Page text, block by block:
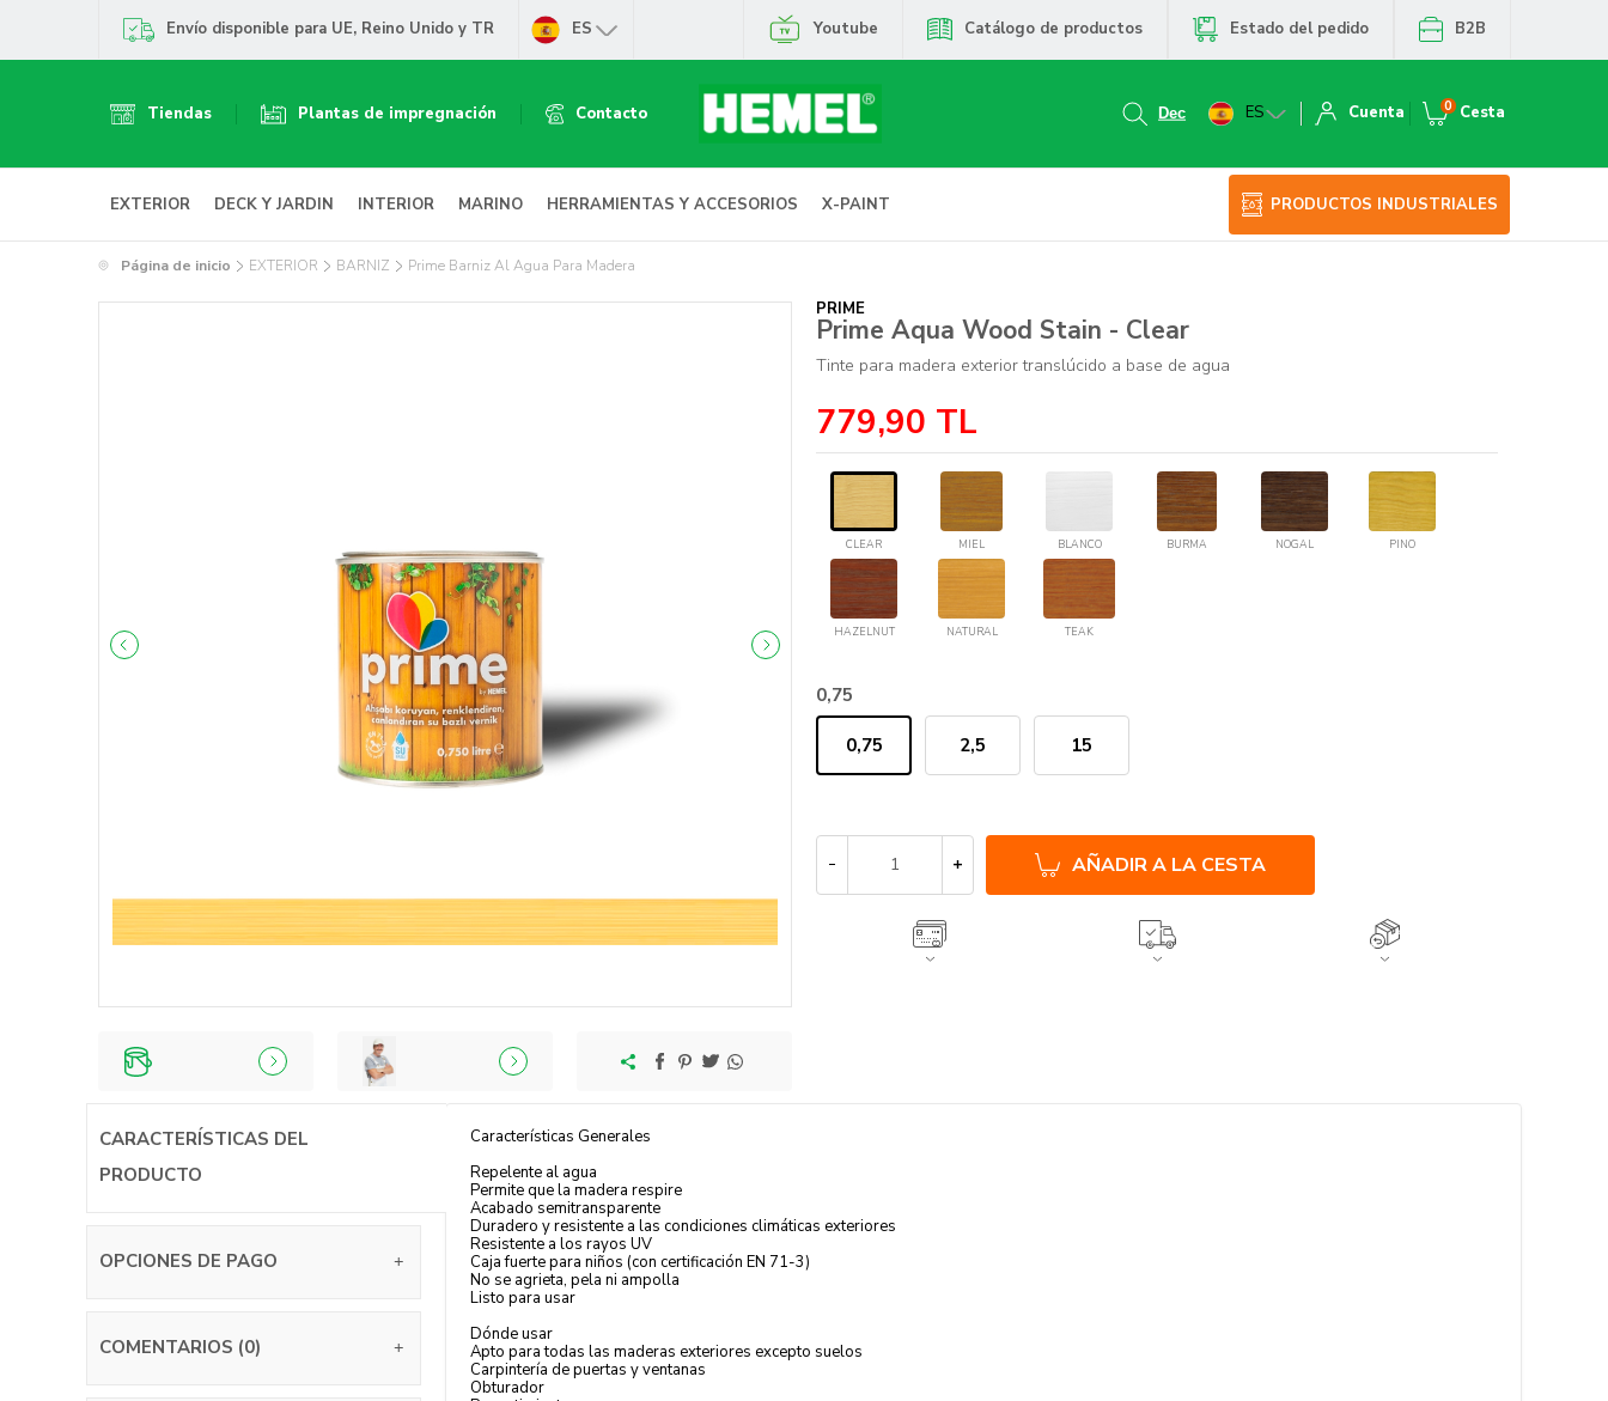
Envío disponible para UE, Reino Unido y TR ES Youtube Catálogo de productos Estado del pedido B2B
Tiendas Plantas de impregnación Contacto ES Cuenta Cesta
0
EXTERIOR DECK Y JARDIN INTERIOR MARINO HERRAMIENTAS Y ACCESORIOS X-PAINT PRODUCTOS INDUSTRIALES
Página de inicio EXTERIOR BARNIZ Prime Barniz Al Agua Para Madera
PRIME
Prime Aqua Wood Stain - Clear
Tinte para madera exterior translúcido a base de agua
779,90 TL
CLEAR MIEL BLANCO BURMA NOGAL PINO
HAZELNUT NATURAL TEAK
0,75
0,75 2,5 15
AÑADIR A LA CESTA
CARACTERÍSTICAS DEL
PRODUCTO
OPCIONES DE PAGO
COMENTARIOS (0)
Características Generales
Repelente al agua
Permite que la madera respire
Acabado semitransparente
Duradero y resistente a las condiciones climáticas exteriores
Resistente a los rayos UV
Caja fuerte para niños (con certificación EN 71-3)
No se agrieta, pela ni ampolla
Listo para usar
Dónde usar
Apto para todas las maderas exteriores excepto suelos
Carpintería de puertas y ventanas
Obturador